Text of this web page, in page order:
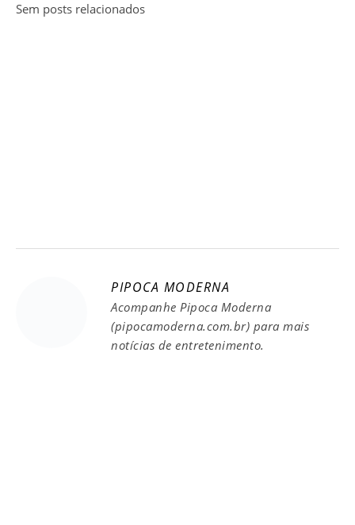
Sem posts relacionados
PIPOCA MODERNA
Acompanhe Pipoca Moderna
(pipocamoderna.com.br) para mais
notícias de entretenimento.